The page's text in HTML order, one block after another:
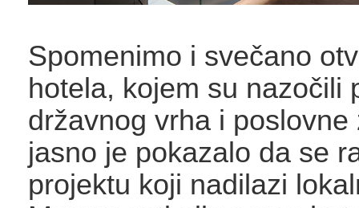
Spomenimo i svečano
hotela, kojem su nazočili
državnog vrha i poslovne
jasno je pokazalo da se
projektu koji nadilazi